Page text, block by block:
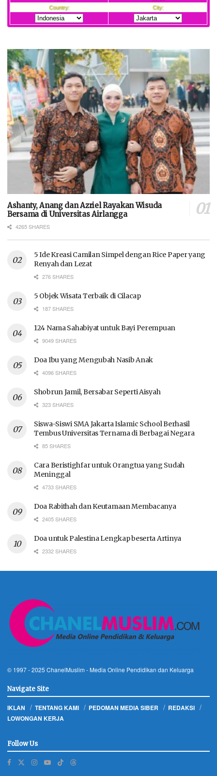
Ashanty, Anang dan Azriel Rayakan Wisuda
Bersama di Universitas Airlangga
4265 SHARES
5 Ide Kreasi Camilan Simpel dengan Rice Paper yang
Renyah dan Lezat
276 SHARES
5 Objek Wisata Terbaik di Cilacap
187 SHARES
124 Nama Sahabiyat untuk Bayi Perempuan
9049 SHARES
Doa Ibu yang Mengubah Nasib Anak
4096 SHARES
Shobrun Jamil, Bersabar Seperti Aisyah
323 SHARES
Siswa-Siswi SMA Jakarta Islamic School Berhasil
Tembus Universitas Ternama di Berbagai Negara
85 SHARES
Cara Beristighfar untuk Orangtua yang Sudah
Meninggal
4733 SHARES
Doa Rabithah dan Keutamaan Membacanya
2405 SHARES
Doa untuk Palestina Lengkap beserta Artinya
2332 SHARES
© 1997 - 2025 ChanelMuslim - Media Online Pendidikan dan Keluarga
Navigate Site
IKLAN TENTANG KAMI PEDOMAN MEDIA SIBER
REDAKSI
LOWONGAN KERJA
Follow Us